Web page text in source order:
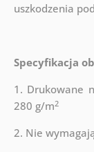
uszkodzenia
Specyfikacja
1. Drukowane
280 g/m2
2. Nie